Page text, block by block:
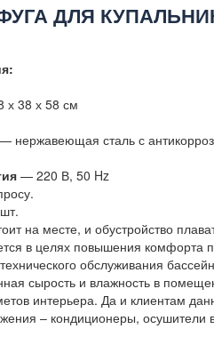
ДЛЯ
х 38 х 58 см
— нержавеющая сталь с
— 220 В, 50 Hz
на месте, и обустройство
в целях повышения комфорта
обслуживания
сырость и влажность в
интерьера. Да и клиентам
– кондиционеры, осушители